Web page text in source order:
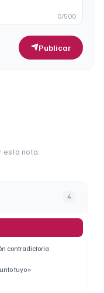
0/500
Publicar
esta nota.
4
contradictoria
tuyo»